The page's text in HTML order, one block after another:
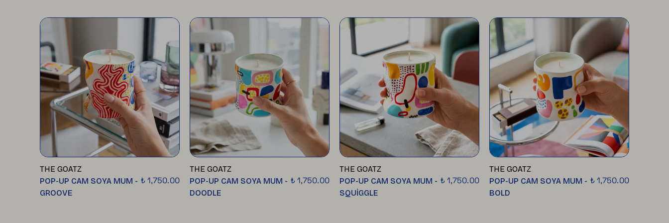
THE GOATZ
POP-UP CAM SOYA MUM -
GROOVE
₺ 1,750.00
THE GOATZ
POP-UP CAM SOYA MUM -
DOODLE
₺ 1,750.00
THE GOATZ
POP-UP CAM SOYA MUM -
SQUİGGLE
₺ 1,750.00
THE GOATZ
POP-UP CAM SOYA MUM -
BOLD
₺ 1,750.00